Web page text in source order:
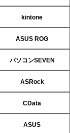
kintone
ASUS ROG
パソコンSEVEN
ASRock
CData
ASUS